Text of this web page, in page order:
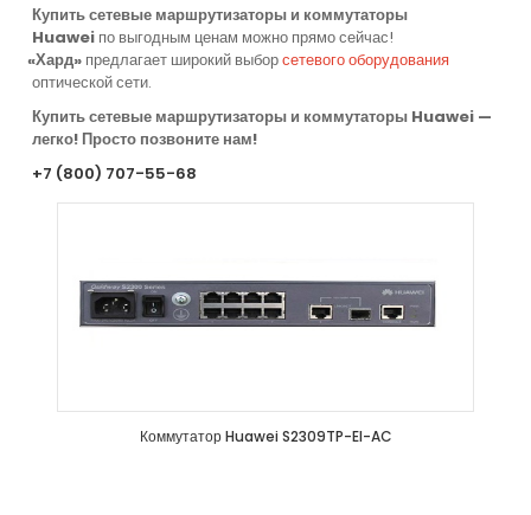
Купитьсетевые маршрутизаторы и коммутаторы
Huawei по выгодным ценам можно прямо сейчас!
«Хард» предлагает широкий выборсетевого оборудования
оптической сети.
Купитьсетевые маршрутизаторы и коммутаторы Huawei —
легко! Просто позвоните нам!
+7 (800) 707-55-68
Коммутатор Huawei S2309TP-EI-AC